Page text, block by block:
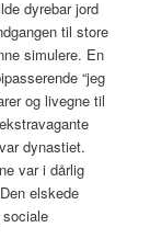
dyrebar jord
til store
simulere. En
“jeg
og livegne til
dynastiet.
var i dårlig
elskede